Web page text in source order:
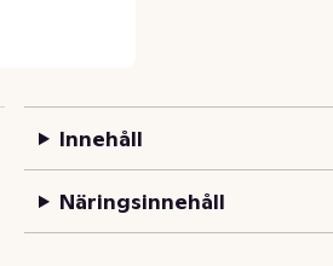
Innehåll
Näringsinnehåll